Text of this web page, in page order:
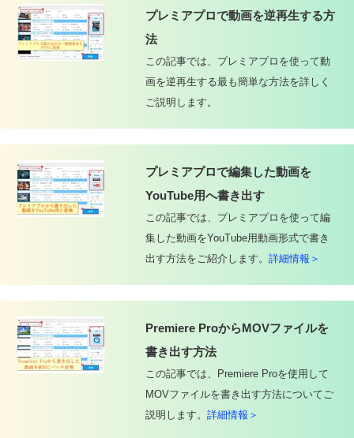
プレミアプロで動画を逆再生する方
法
この記事では、プレミアプロを使って動
画を逆再生する最も簡単な方法を詳しく
ご説明します。
プレミアプロで編集した動画を
YouTube用へ書き出す
この記事では、プレミアプロを使って編
集した動画をYouTube用動画形式で書き
出す方法をご紹介します。 詳細情報＞
Premiere ProからMOVファイルを
書き出す方法
この記事では、Premiere Proを使用して
MOVファイルを書き出す方法についてご
説明します。 詳細情報＞